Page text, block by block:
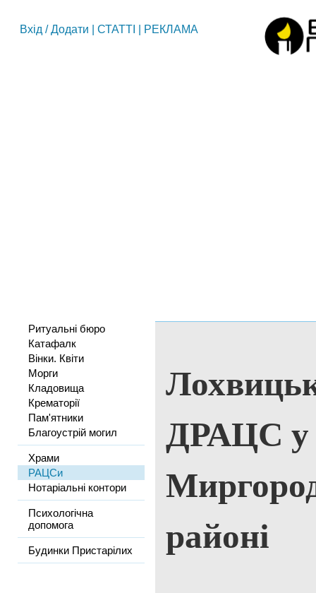
Вхід /Додати СТАТТІ РЕКЛАМА
Ритуальні бюро
Катафалк
Вінки. Квіти
Морги
Кладовища
Крематорії
Пам'ятники
Благоустрій могил
Храми
РАЦСи
Нотаріальні контори
Психологічна
допомога
Будинки Пристарілих
ДРАЦС у
районі